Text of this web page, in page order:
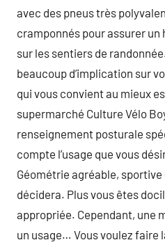
avec des pneus très
cramponnés pour assurer
sur les sentiers de
beaucoup d’implication sur
qui vous convient au mieux
supermarché Culture Vélo
renseignement posturale
compte l’usage que vous
Géométrie agréable, sportive
décidera. Plus vous êtes
appropriée. Cependant, une
un usage… Vous voulez faire